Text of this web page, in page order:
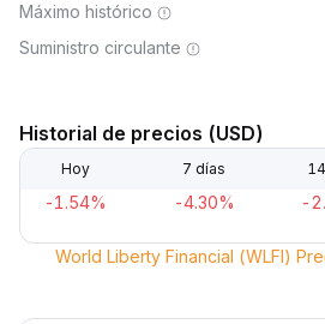
Máximo histórico
Suministro circulante
Historial de precios (USD)
Hoy 7 días
-1.54% -4.30% -
World Liberty Financial (WLFI)